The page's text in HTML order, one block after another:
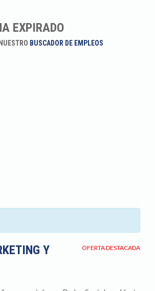
EXPIRADO
BUSCADOR DE EMPLEOS
OFERTA DESTACADA
Y